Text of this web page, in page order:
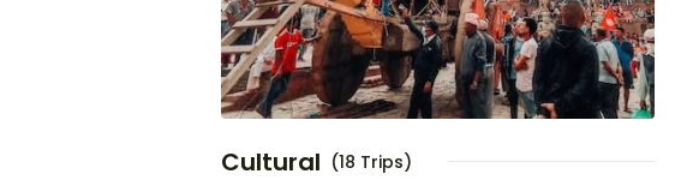
Cultural (18 Trips)